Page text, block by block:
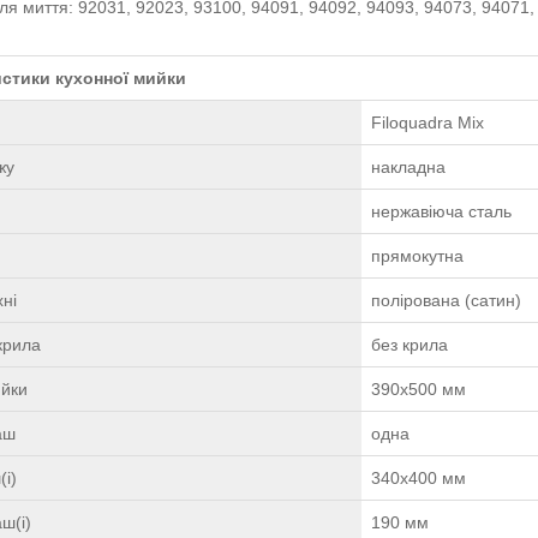
миття: 92031, 92023, 93100, 94091, 94092, 94093, 94073,
кухонної мийки
Filoquadra Mix
накладна
нержавіюча сталь
прямокутна
полірована (сатин)
без крила
390х500 мм
одна
340х400 мм
190 мм